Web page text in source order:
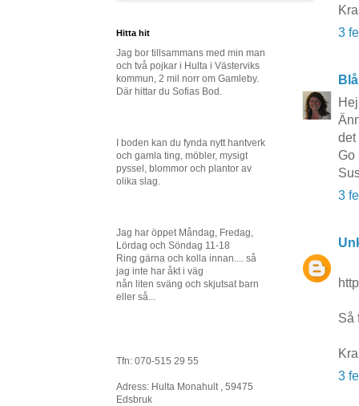
3
det
Go
3
Så
3
Hitta hit
Jag bor tillsammans med min man
och två pojkar i Hulta i Västerviks
kommun, 2 mil norr om Gamleby.
Där hittar du Sofias Bod.
I boden kan du fynda nytt hantverk
och gamla ting, möbler, mysigt
pyssel, blommor och plantor av
olika slag.
Jag har öppet Måndag, Fredag,
Lördag och Söndag 11-18
Ring gärna och kolla innan.... så
jag inte har åkt i väg
nån liten sväng och skjutsat barn
eller så...
Tfn: 070-515 29 55
Adress: Hulta Monahult , 59475
Edsbruk